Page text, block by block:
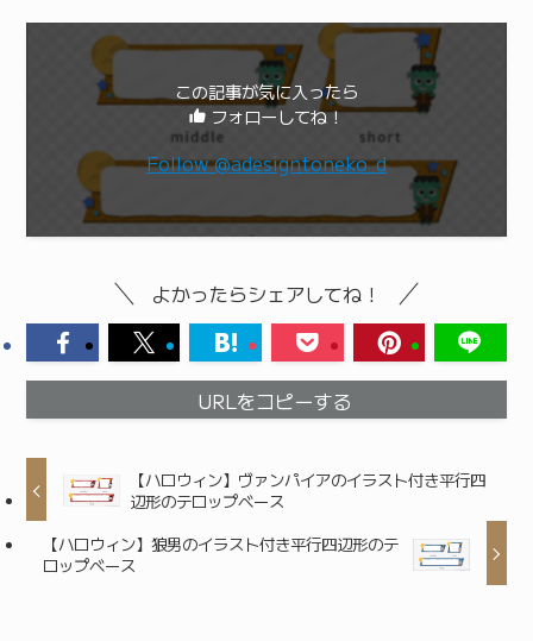
この記事が気に入ったら
フォローしてね！
Follow @adesigntoneko_d
よかったらシェアしてね！
URLをコピーする
【ハロウィン】ヴァンパイアのイラスト付き平行四
辺形のテロップベース
【ハロウィン】狼男のイラスト付き平行四辺形のテ
ロップベース